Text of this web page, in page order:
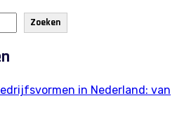
Zoeken
in Nederland: van